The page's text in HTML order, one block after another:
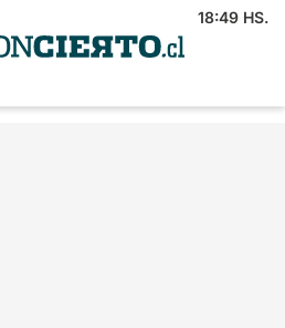
18:49 HS.